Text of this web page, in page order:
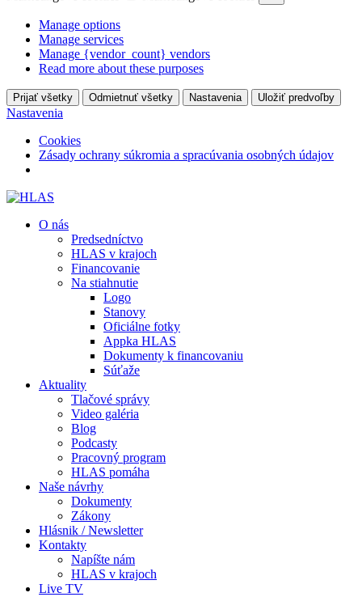
Manage options
Manage services
Manage {vendor_count} vendors
Read more about these purposes
Prijať všetky Odmietnuť všetky Nastavenia Uložiť predvoľby
Nastavenia
Cookies
Zásady ochrany súkromia a spracúvania osobných údajov
O nás
Predsedníctvo
HLAS v krajoch
Financovanie
Na stiahnutie
Logo
Stanovy
Oficiálne fotky
Appka HLAS
Dokumenty k financovaniu
Súťaže
Aktuality
Tlačové správy
Video galéria
Blog
Podcasty
Pracovný program
HLAS pomáha
Naše návrhy
Dokumenty
Zákony
Hlásnik / Newsletter
Kontakty
Napíšte nám
HLAS v krajoch
Live TV